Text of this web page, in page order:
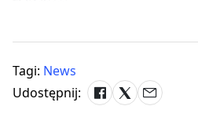
Tagi: News
Udostępnij: